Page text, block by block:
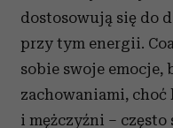
dostosowują się do
przy tym energii.
sobie swoje emocje,
zachowaniami,
i mężczyźni – często